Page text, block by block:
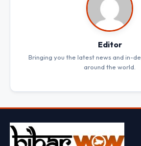
Editor
Bringing you the latest news and in-
around the world.